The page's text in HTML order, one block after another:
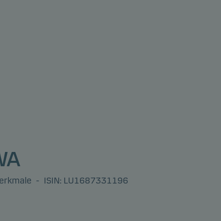
- ISIN: LU1687331196